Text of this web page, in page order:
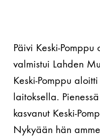
Päivi Keski-
valmistui Lahden
Keski-Pomppu
laitoksella.
kasvanut Keski-
Nykyään hän